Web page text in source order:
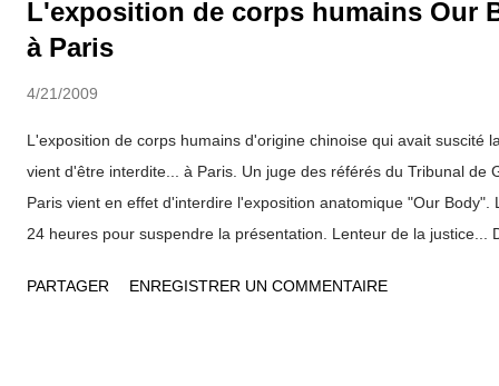
Communauté de Communes de l'Est Lyonnais (CCEL), ni plus ni
disparition de la diversité des territoires frança...
L'exposition de corps humains Our
à Paris
4/21/2009
L'exposition de corps humains d'origine chinoise qui avait suscité
vient d'être interdite... à Paris. Un juge des référés du Tribunal de
Paris vient en effet d'interdire l'exposition anatomique "Our Body".
24 heures pour suspendre la présentation. Lenteur de la justice...
l'exposition a de toute manière pratiquement achevé son cycle de
PARTAGER ENREGISTRER UN COMMENTAIRE